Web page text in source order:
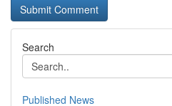
Search
Published News